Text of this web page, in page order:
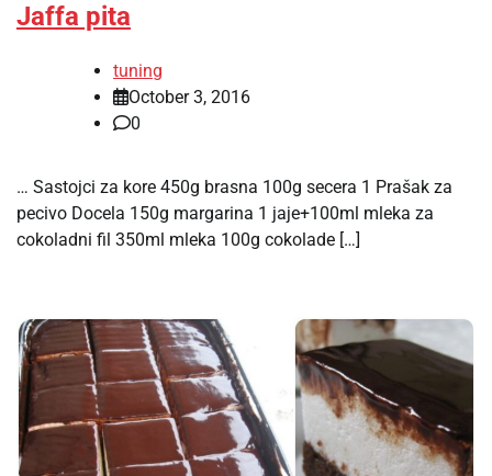
Jaffa pita
tuning
October 3, 2016
0
… Sastojci za kore 450g brasna 100g secera 1 Prašak za
pecivo Docela 150g margarina 1 jaje+100ml mleka za
cokoladni fil 350ml mleka 100g cokolade […]